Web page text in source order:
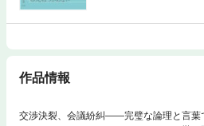
作品情報
交渉決裂、会議紛糾――完璧な論理と言葉